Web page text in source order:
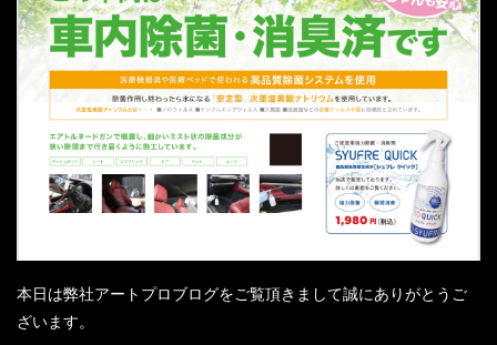
本日は弊社アートプロブログをご覧頂きまして誠にありがとうご
ざいます。